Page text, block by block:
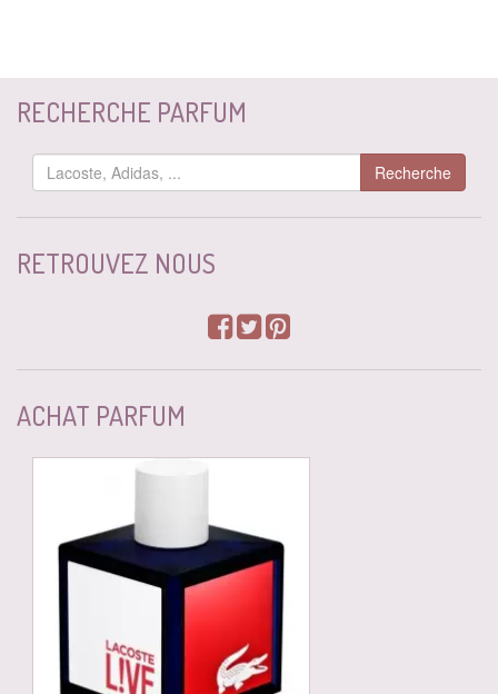
RECHERCHE PARFUM
Recherche
RETROUVEZ NOUS
ACHAT PARFUM